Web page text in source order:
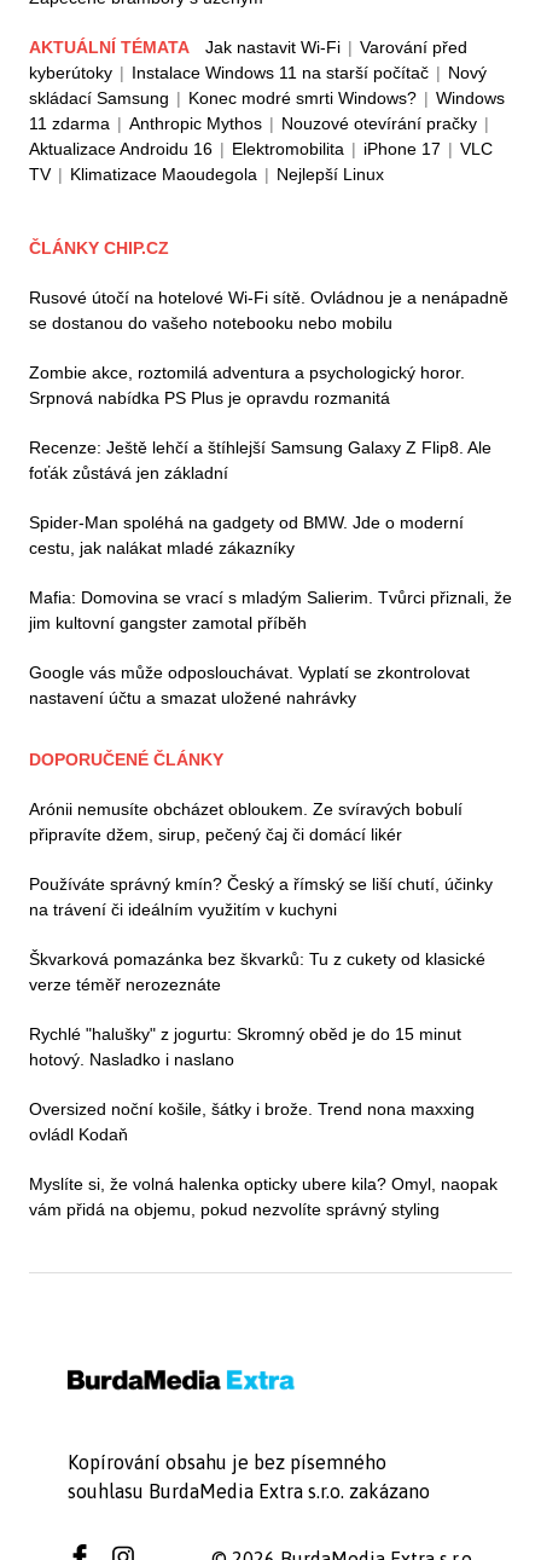
AKTUÁLNÍ TÉMATA Jak nastavit Wi-Fi | Varování před
kyberútoky | Instalace Windows 11 na starší počítač | Nový
skládací Samsung | Konec modré smrti Windows? | Windows
11 zdarma | Anthropic Mythos | Nouzové otevírání pračky |
Aktualizace Androidu 16 | Elektromobilita | iPhone 17 | VLC
TV | Klimatizace Maoudegola | Nejlepší Linux
ČLÁNKY CHIP.CZ
Rusové útočí na hotelové Wi-Fi sítě. Ovládnou je a nenápadně
se dostanou do vašeho notebooku nebo mobilu
Zombie akce, roztomilá adventura a psychologický horor.
Srpnová nabídka PS Plus je opravdu rozmanitá
Recenze: Ještě lehčí a štíhlejší Samsung Galaxy Z Flip8. Ale
foťák zůstává jen základní
Spider-Man spoléhá na gadgety od BMW. Jde o moderní
cestu, jak nalákat mladé zákazníky
Mafia: Domovina se vrací s mladým Salierim. Tvůrci přiznali, že
jim kultovní gangster zamotal příběh
Google vás může odposlouchávat. Vyplatí se zkontrolovat
nastavení účtu a smazat uložené nahrávky
DOPORUČENÉ ČLÁNKY
Arónii nemusíte obcházet obloukem. Ze svíravých bobulí
připravíte džem, sirup, pečený čaj či domácí likér
Používáte správný kmín? Český a římský se liší chutí, účinky
na trávení či ideálním využitím v kuchyni
Škvarková pomazánka bez škvarků: Tu z cukety od klasické
verze téměř nerozeznáte
Rychlé "halušky" z jogurtu: Skromný oběd je do 15 minut
hotový. Nasladko i naslano
Oversized noční košile, šátky i brože. Trend nona maxxing
ovládl Kodaň
Myslíte si, že volná halenka opticky ubere kila? Omyl, naopak
vám přidá na objemu, pokud nezvolíte správný styling
Kopírování obsahu je bez písemného
souhlasu BurdaMedia Extra s.r.o. zakázano